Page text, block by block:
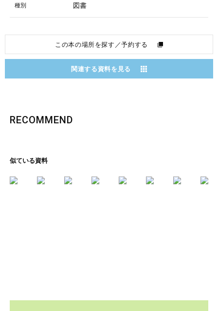
種別 図書
この本の場所を探す／予約する
関連する資料を見る
RECOMMEND
似ている資料